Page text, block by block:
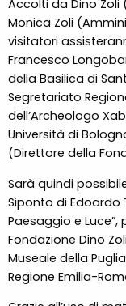
Accolti da Dino Zoli
Monica Zoli
visitatori
Francesco
della Basilica di
Segretariato
dell’Archeologo
Università di
(Direttore della
Sarà quindi
Siponto di Edoardo
Paesaggio e Luce”,
Fondazione Dino
Museale della
Regione Emilia-